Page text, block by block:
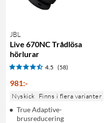
JBL
Live 670NC Trådlösa
hörlurar
4.5 (58)
981:-
Nyskick Finns i flera varianter
True Adaptive-
brusreducering